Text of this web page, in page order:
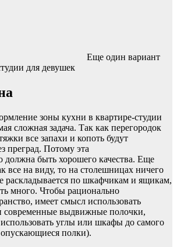
Еще один вариант
для девушек
зоны кухни в квартире-студии
сложная задача. Так как перегородок
все запахи и копоть будут
преград. Потому эта
должна быть хорошего качества. Еще
все на виду, то на столешницах ничего
раскладывается по шкафчикам и ящикам,
много. Чтобы рационально
имеет смысл использовать
современные выдвижные полочки,
углы или шкафы до самого
полки).